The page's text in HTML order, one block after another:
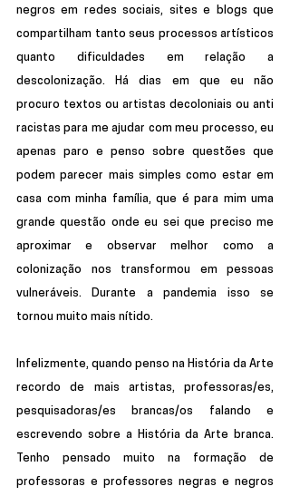
negros em redes sociais, sites e blogs que
compartilham tanto seus processos artísticos
quanto dificuldades em relação a
descolonização. Há dias em que eu não
procuro textos ou artistas decoloniais ou anti
racistas para me ajudar com meu processo, eu
apenas paro e penso sobre questões que
podem parecer mais simples como estar em
casa com minha família, que é para mim uma
grande questão onde eu sei que preciso me
aproximar e observar melhor como a
colonização nos transformou em pessoas
vulneráveis. Durante a pandemia isso se
tornou muito mais nítido.
Infelizmente, quando penso na História da Arte
recordo de mais artistas, professoras/es,
pesquisadoras/es brancas/os falando e
escrevendo sobre a História da Arte branca.
Tenho pensado muito na formação de
professoras e professores negras e negros